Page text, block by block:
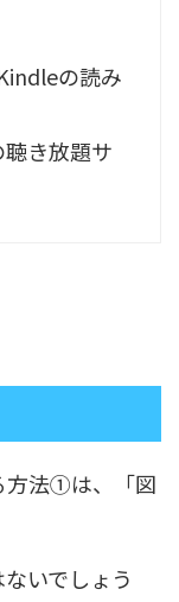
の読み
き放題サ
方法①は、「図
いでしょう